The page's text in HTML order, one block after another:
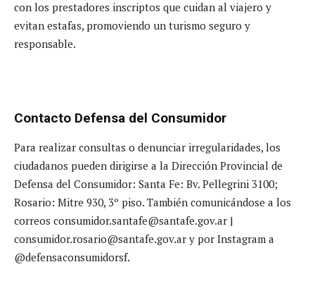
con los prestadores inscriptos que cuidan al viajero y
evitan estafas, promoviendo un turismo seguro y
responsable.
Contacto Defensa del Consumidor
Para realizar consultas o denunciar irregularidades, los
ciudadanos pueden dirigirse a la Dirección Provincial de
Defensa del Consumidor: Santa Fe: Bv. Pellegrini 3100;
Rosario: Mitre 930, 3º piso. También comunicándose a los
correos consumidor.santafe@santafe.gov.ar |
consumidor.rosario@santafe.gov.ar y por Instagram a
@defensaconsumidorsf.